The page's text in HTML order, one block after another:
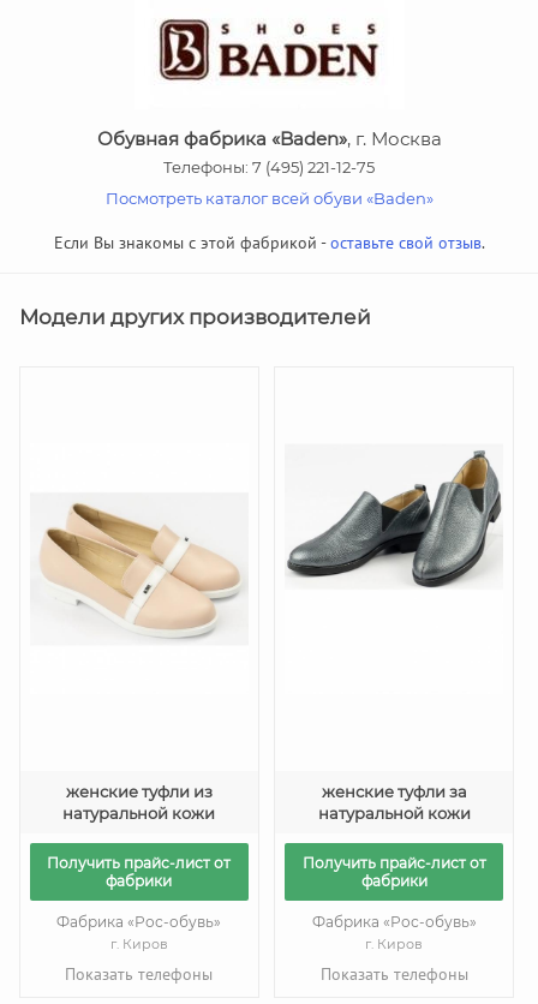
Обувная фабрика «Baden», г. Москва
Телефоны: 7 (495) 221-12-75
Посмотреть каталог всей обуви «Baden»
Если Вы знакомы с этой фабрикой -оставьте свой отзыв.
Модели других производителей
женские туфли из
натуральной кожи
Получить прайс-лист от
фабрики
Фабрика «Рос-обувь»
г. Киров
Показать телефоны
женские туфли за
натуральной кожи
Получить прайс-лист от
фабрики
Фабрика «Рос-обувь»
г. Киров
Показать телефоны